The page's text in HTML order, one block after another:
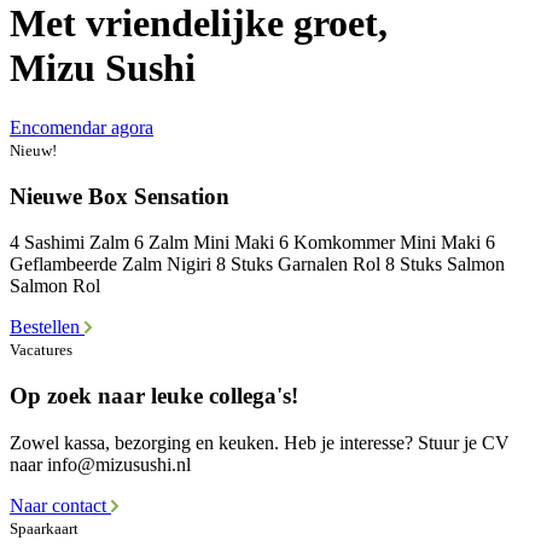
Met vriendelijke groet,
Mizu Sushi
Encomendar agora
Nieuw!
Nieuwe Box Sensation
4 Sashimi Zalm 6 Zalm Mini Maki 6 Komkommer Mini Maki 6
Geflambeerde Zalm Nigiri 8 Stuks Garnalen Rol 8 Stuks Salmon
Salmon Rol
Bestellen
Vacatures
Op zoek naar leuke collega's!
Zowel kassa, bezorging en keuken. Heb je interesse? Stuur je CV
naar info@mizusushi.nl
Naar contact
Spaarkaart